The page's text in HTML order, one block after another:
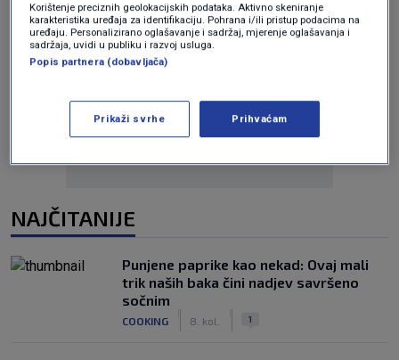
NAJČITANIJE
Punjene paprike kao nekad: Ovaj mali
trik naših baka čini nadjev savršeno
sočnim
COOKING 8. kol. 1
Korištenje preciznih geolokacijskih podataka. Aktivno skeniranje
karakteristika uređaja za identifikaciju. Pohrana i/ili pristup podacima na
uređaju. Personalizirano oglašavanje i sadržaj, mjerenje oglašavanja i
sadržaja, uvidi u publiku i razvoj usluga.
Popis partnera (dobavljača)
Prikaži svrhe Prihvaćam